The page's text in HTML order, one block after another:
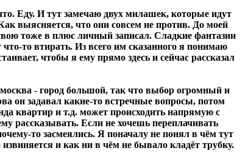
Еду. И тут замечаю двух милашек, которые идут
выясняется, что они совсем не против. До моей
тоже в плюс личный записал. Сладкие фантазии
то втирать. Из всего им сказанного я понимаю
чтобы я ему прямо здесь и сейчас рассказал
- город большой, так что выбор огромный и
он задавал какие-то встречные вопросы, потом
квартир и т.д. может происходить напрямую с
рассказывать. Если не хочешь переплачивать
то засмеялись. Я поначалу не понял в чём тут
и как ни в чём не бывало кладёт трубку.